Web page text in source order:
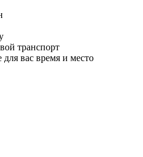
транспорт
вас время и место